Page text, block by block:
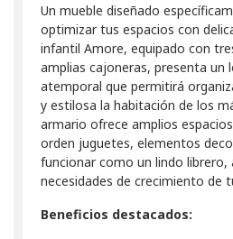
Un mueble diseñado
optimizar tus espacios con
infantil Amore, equipado con
amplias cajoneras, presenta un
atemporal que permitirá
y estilosa la habitación de los
armario ofrece amplios
orden juguetes, elementos
funcionar como un lindo librero,
necesidades de crecimiento de
Beneficios destacados: